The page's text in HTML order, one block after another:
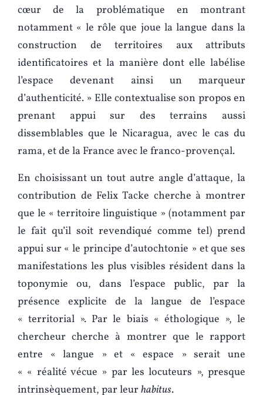
cœur de la problématique en montrant
notamment « le rôle que joue la langue dans la
construction de territoires aux attributs
identificatoires et la manière dont elle labélise
l’espace devenant ainsi un marqueur
d’authenticité. » Elle contextualise son propos en
prenant appui sur des terrains aussi
dissemblables que le Nicaragua, avec le cas du
rama, et de la France avec le franco-provençal.
En choisissant un tout autre angle d’attaque, la
contribution de Felix Tacke cherche à montrer
que le « territoire linguistique » (notamment par
le fait qu’il soit revendiqué comme tel) prend
appui sur « le principe d’autochtonie » et que ses
manifestations les plus visibles résident dans la
toponymie ou, dans l’espace public, par la
présence explicite de la langue de l’espace
« territorial ». Par le biais « éthologique », le
chercheur cherche à montrer que le rapport
entre « langue » et « espace » serait une
« « réalité vécue » par les locuteurs », presque
intrinsèquement, par leurhabitus.